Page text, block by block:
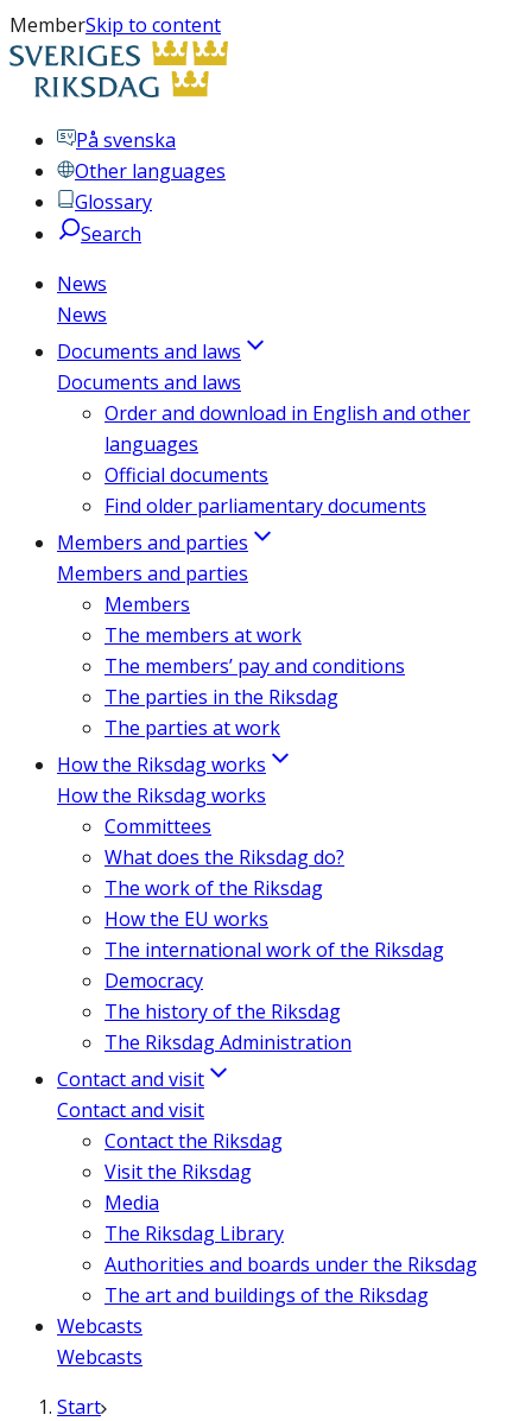
MemberSkip to content
På svenska
Other languages
Glossary
Search
News
News
Documents and laws
Documents and laws
Order and download in English and other
languages
Official documents
Find older parliamentary documents
Members and parties
Members and parties
Members
The members at work
The members’ pay and conditions
The parties in the Riksdag
The parties at work
How the Riksdag works
How the Riksdag works
Committees
What does the Riksdag do?
The work of the Riksdag
How the EU works
The international work of the Riksdag
Democracy
The history of the Riksdag
The Riksdag Administration
Contact and visit
Contact and visit
Contact the Riksdag
Visit the Riksdag
Media
The Riksdag Library
Authorities and boards under the Riksdag
The art and buildings of the Riksdag
Webcasts
Webcasts
Start